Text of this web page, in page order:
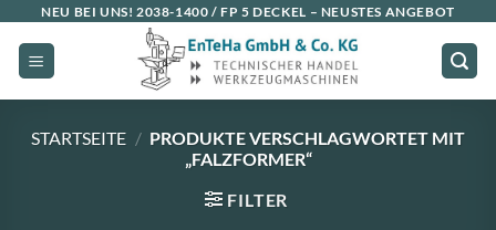
Inhalt
springen
NEU BEI UNS! 2038-1400 / FP 5 DECKEL – NEUSTES ANGEBOT
STARTSEITE / PRODUKTE VERSCHLAGWORTET MIT
„FALZFORMER“
FILTER